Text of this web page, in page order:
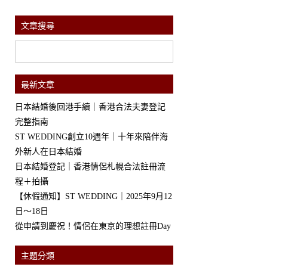
文章搜尋
最新文章
日本結婚後回港手續｜香港合法夫妻登記
完整指南
ST WEDDING創立10週年｜十年來陪伴海
外新人在日本結婚
日本結婚登記｜香港情侶札幌合法註冊流
程＋拍攝
【休假通知】ST WEDDING｜2025年9月12
日～18日
從申請到慶祝！情侶在東京的理想註冊Day
主題分類